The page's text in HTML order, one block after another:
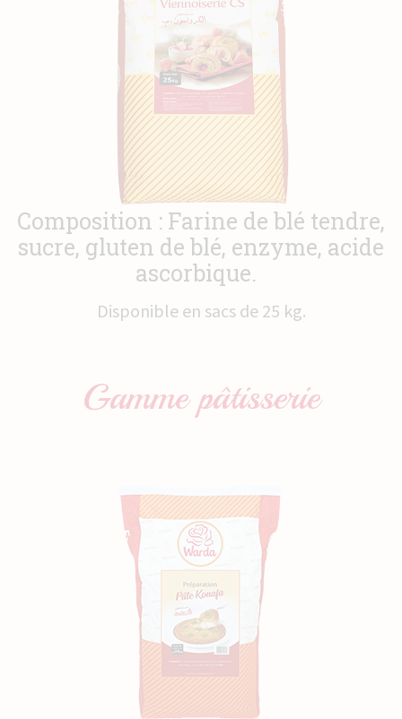
Composition : Farine de blé tendre,
sucre, gluten de blé, enzyme, acide
ascorbique.
Disponible en sacs de 25 kg.
Gammepâtisserie